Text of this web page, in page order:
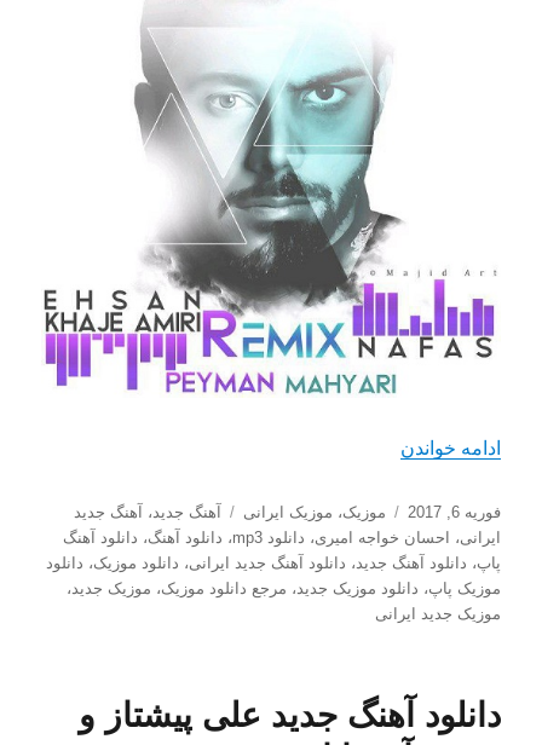
ادامه خواندن
ارسال
شده
در
فوریه 6, 2017 دسته‌ها
موزیک، موزیک ایرانی برچسب‌ها
آهنگ جدید ،
آهنگ جدید
ایرانی، احسان خواجه امیری، دانلود mp3 ، دانلود آهنگ، دانلود آهنگ
پاپ، دانلود آهنگ جدید ، دانلود آهنگ جدید ایرانی، دانلود موزیک، دانلود
موزیک پاپ، دانلود موزیک جدید ، مرجع دانلود موزیک، موزیک جدید ،
موزیک جدید ایرانی
دانلود آهنگ جدید علی پیشتاز و